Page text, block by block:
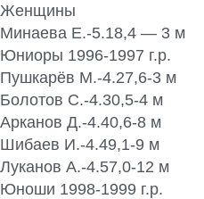
Женщины
Минаева Е.-5.18,4 — 3 м
Юниоры 1996-1997 г.р.
Пушкарёв М.-4.27,6-3 м
Болотов С.-4.30,5-4 м
Арканов Д.-4.40,6-8 м
Шибаев И.-4.49,1-9 м
Луканов А.-4.57,0-12 м
Юноши 1998-1999 г.р.